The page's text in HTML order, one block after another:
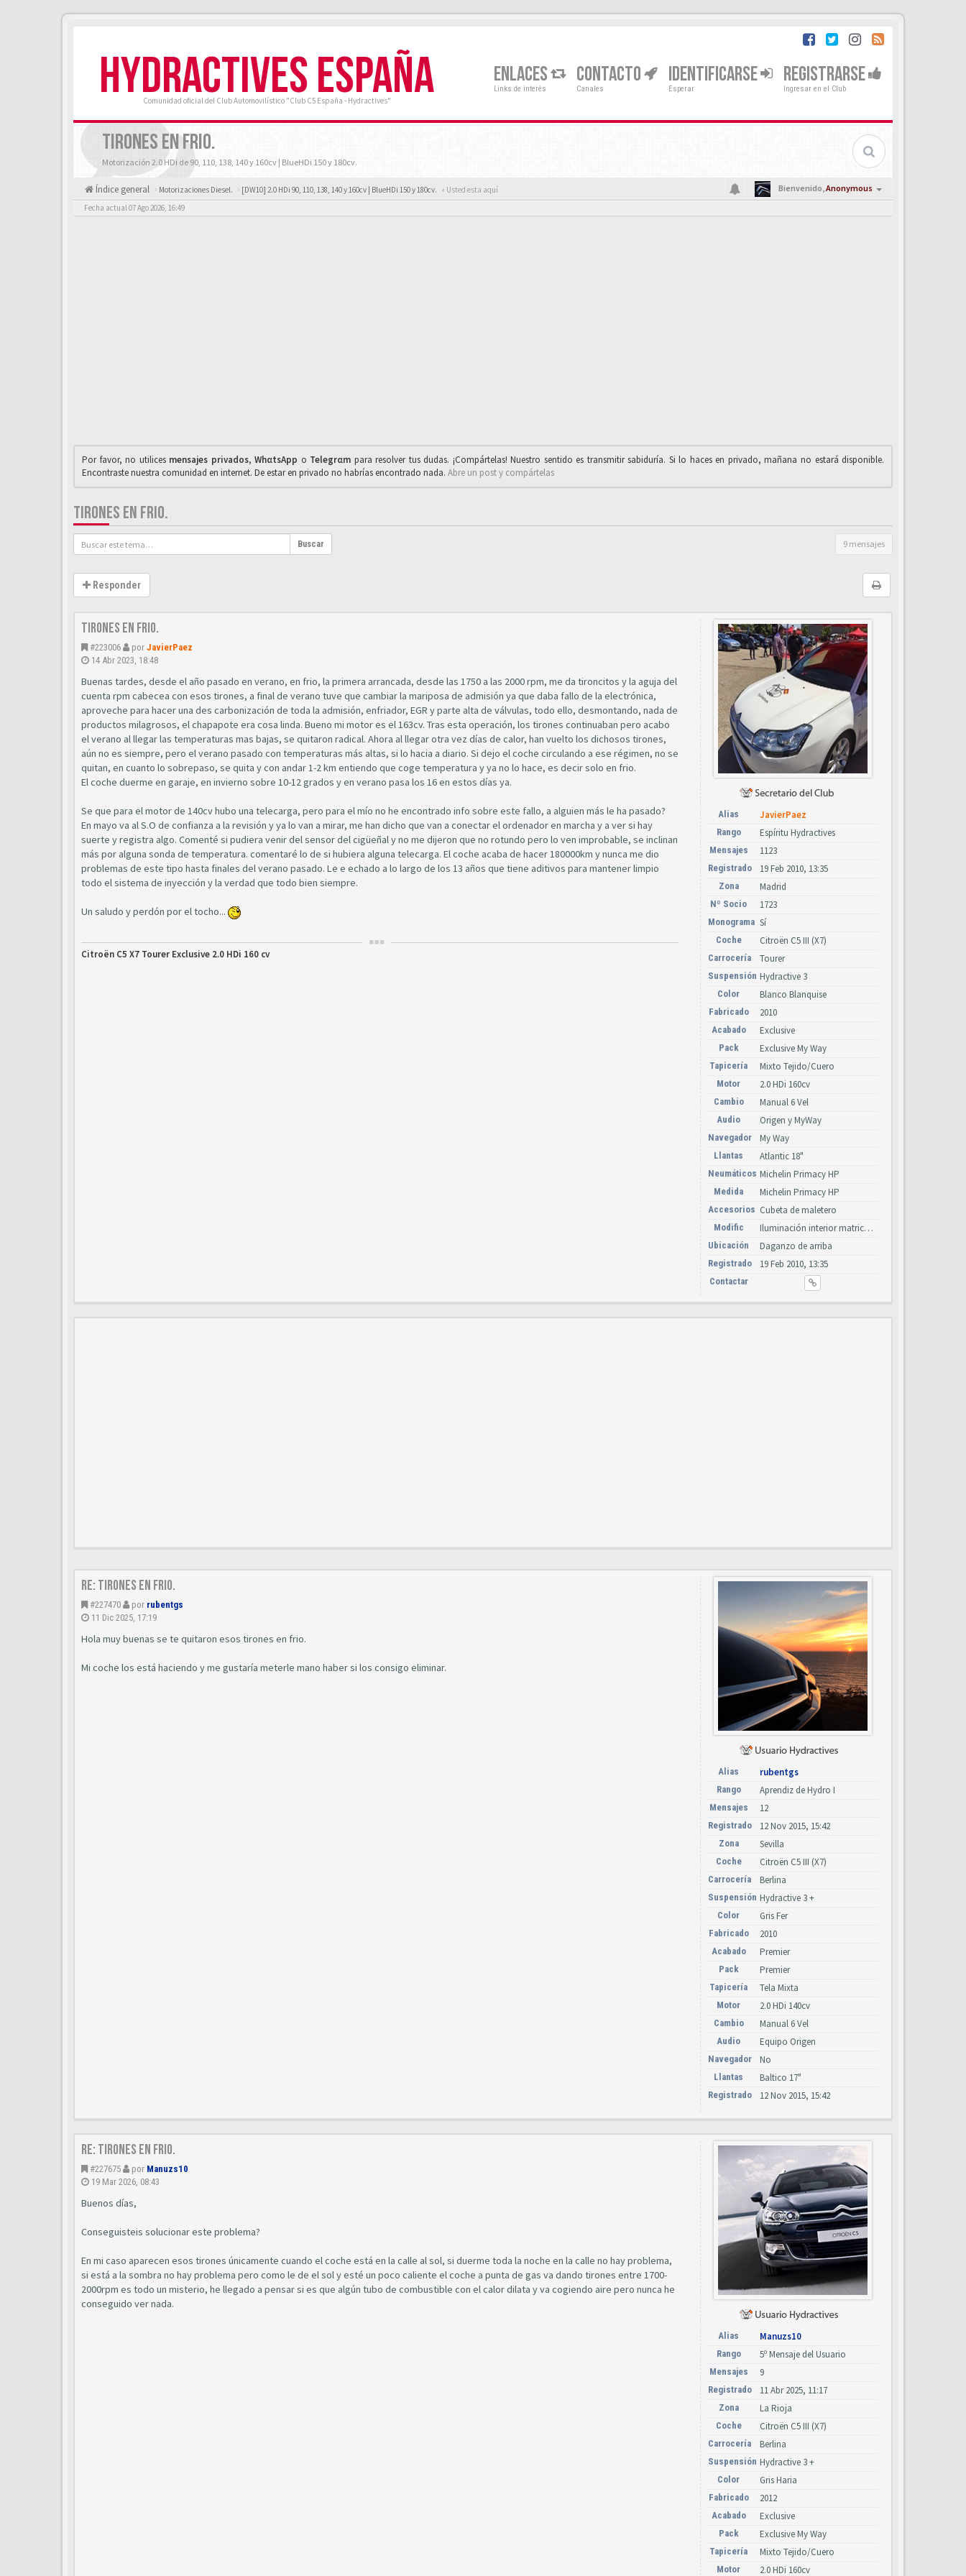
HYDRACTIVES ESPAÑA
Comunidad oficial del Club Automovilístico "Club C5 España - Hydractives"
ENLACES
Links de interés
CONTACTO
Canales
IDENTIFICARSE
Esperar
REGISTRARSE
Ingresar en el Club
TIRONES EN FRIO.
Motorización 2.0 HDi de 90, 110, 138, 140 y 160cv | BlueHDi 150 y 180cv.
Índice general Motorizaciones Diesel. [DW10] 2.0 HDi 90, 110, 138, 140 y 160cv | BlueHDi 150 y 180cv. « Usted esta aquí Bienvenido,Anonymous
Fecha actual 07 Ago 2026, 16:49
Por favor, no utilices mensajes privados,WhαtsApp o Telegrαm para resolver tus dudas. ¡Compártelas! Nuestro sentido es transmitir sabiduría. Si lo haces en privado, mañana no estará disponible.
Encontraste nuestra comunidad en internet. De estar en privado no habrías encontrado nada. Abre un post y compártelas
TIRONES EN FRIO.
Buscar 9 mensajes
Responder
Tirones en frio.
#223006 por JavierPaez
14 Abr 2023, 18:48
Buenas tardes, desde el año pasado en verano, en frio, la primera arrancada, desde las 1750 a las 2000 rpm, me da tironcitos y la aguja del
cuenta rpm cabecea con esos tirones, a final de verano tuve que cambiar la mariposa de admisión ya que daba fallo de la electrónica,
aproveche para hacer una des carbonización de toda la admisión, enfriador, EGR y parte alta de válvulas, todo ello, desmontando, nada de
productos milagrosos, el chapapote era cosa linda. Bueno mi motor es el 163cv. Tras esta operación, los tirones continuaban pero acabo
el verano al llegar las temperaturas mas bajas, se quitaron radical. Ahora al llegar otra vez días de calor, han vuelto los dichosos tirones,
aún no es siempre, pero el verano pasado con temperaturas más altas, si lo hacia a diario. Si dejo el coche circulando a ese régimen, no se
quitan, en cuanto lo sobrepaso, se quita y con andar 1-2 km entiendo que coge temperatura y ya no lo hace, es decir solo en frio.
El coche duerme en garaje, en invierno sobre 10-12 grados y en verano pasa los 16 en estos días ya.
Se que para el motor de 140cv hubo una telecarga, pero para el mío no he encontrado info sobre este fallo, a alguien más le ha pasado?
En mayo va al S.O de confianza a la revisión y ya lo van a mirar, me han dicho que van a conectar el ordenador en marcha y a ver si hay
suerte y registra algo. Comenté si pudiera venir del sensor del cigüeñal y no me dijeron que no rotundo pero lo ven improbable, se inclinan
más por alguna sonda de temperatura. comentaré lo de si hubiera alguna telecarga. El coche acaba de hacer 180000km y nunca me dio
problemas de este tipo hasta finales del verano pasado. Le e echado a lo largo de los 13 años que tiene aditivos para mantener limpio
todo el sistema de inyección y la verdad que todo bien siempre.
Un saludo y perdón por el tocho...
Citroën C5 X7 Tourer Exclusive 2.0 HDi 160 cv
Alias JavierPaez
Rango Espíritu Hydractives
Mensajes 1123
Registrado 19 Feb 2010, 13:35
Zona Madrid
Nº Socio 1723
Monograma Sí
Coche Citroën C5 III (X7)
Carrocería Tourer
Suspensión Hydractive 3
Color Blanco Blanquise
Fabricado 2010
Acabado Exclusive
Pack Exclusive My Way
Tapicería Mixto Tejido/Cuero
Motor 2.0 HDi 160cv
Cambio Manual 6 Vel
Audio Origen y MyWay
Navegador My Way
Llantas Atlantic 18"
Neumáticos Michelin Primacy HP
Medida Michelin Primacy HP
Accesorios Cubeta de maletero
Modific Iluminación interior matricula y diurna de led, Chevrones nuevos
Ubicación Daganzo de arriba
Registrado 19 Feb 2010, 13:35
Contactar
Re: Tirones en frio.
#227470 por rubentgs
11 Dic 2025, 17:19
Hola muy buenas se te quitaron esos tirones en frio.
Mi coche los está haciendo y me gustaría meterle mano haber si los consigo eliminar.
Alias rubentgs
Rango Aprendiz de Hydro I
Mensajes 12
Registrado 12 Nov 2015, 15:42
Zona Sevilla
Coche Citroën C5 III (X7)
Carrocería Berlina
Suspensión Hydractive 3 +
Color Gris Fer
Fabricado 2010
Acabado Premier
Pack Premier
Tapicería Tela Mixta
Motor 2.0 HDi 140cv
Cambio Manual 6 Vel
Audio Equipo Origen
Navegador No
Llantas Baltico 17"
Registrado 12 Nov 2015, 15:42
Re: Tirones en frio.
#227675 por Manuzs10
19 Mar 2026, 08:43
Buenos días,
Conseguisteis solucionar este problema?
En mi caso aparecen esos tirones únicamente cuando el coche está en la calle al sol, si duerme toda la noche en la calle no hay problema,
si está a la sombra no hay problema pero como le de el sol y esté un poco caliente el coche a punta de gas va dando tirones entre 1700-
2000rpm es todo un misterio, he llegado a pensar si es que algún tubo de combustible con el calor dilata y va cogiendo aire pero nunca he
conseguido ver nada.
Alias Manuzs10
Rango 5º Mensaje del Usuario
Mensajes 9
Registrado 11 Abr 2025, 11:17
Zona La Rioja
Coche Citroën C5 III (X7)
Carrocería Berlina
Suspensión Hydractive 3 +
Color Gris Haria
Fabricado 2012
Acabado Exclusive
Pack Exclusive My Way
Tapicería Mixto Tejido/Cuero
Motor 2.0 HDi 160cv